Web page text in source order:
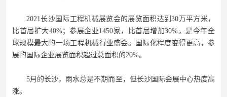
2021长沙国际工程机械展览会的展览面积达到30万平方米，
比首届扩大40%；参展企业1450家，比首届增加30%，是今年全
球规模最大的一场工程机械行业盛会。国际化程度变得更高，参
展的国际企业展览面积超过总面积的20%。
5月的长沙，雨水总是不期而至，但长沙国际会展中心热度高
涨。